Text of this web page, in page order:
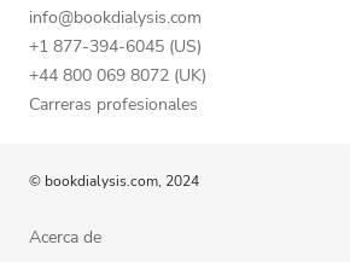
info@bookdialysis.com
+1 877-394-6045 (US)
+44 800 069 8072 (UK)
Carreras profesionales
© bookdialysis.com, 2024
Acerca de